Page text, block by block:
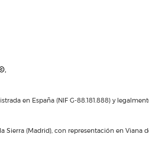
,
en España (NIF G-88.181.888) y
Sierra (Madrid), con representación en Viana